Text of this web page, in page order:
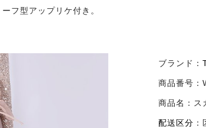
フ型アップリケ付き。
ブランド：
商品番号：
商品名： ス
配送区分 ：